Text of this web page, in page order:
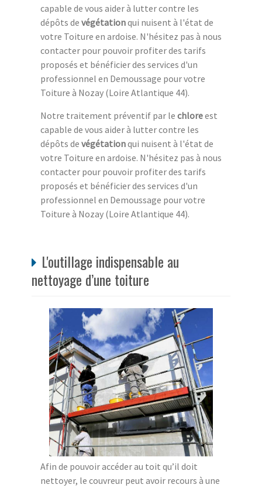
capable de vous aider à lutter contre les
dépôts de végétationqui nuisent à l'état de
votre Toiture en ardoise. N'hésitez pas à nous
contacter pour pouvoir profiter des tarifs
proposés et bénéficier des services d'un
professionnel en Demoussage pour votre
Toiture à Nozay (Loire Atlantique 44).
Notre traitement préventif par le chloreest
capable de vous aider à lutter contre les
dépôts de végétationqui nuisent à l'état de
votre Toiture en ardoise. N'hésitez pas à nous
contacter pour pouvoir profiter des tarifs
proposés et bénéficier des services d'un
professionnel en Demoussage pour votre
Toiture à Nozay (Loire Atlantique 44).
L'outillage indispensable au
nettoyage d’une toiture
Afin de pouvoir accéder au toit qu’il doit
nettoyer, le couvreur peut avoir recours à une